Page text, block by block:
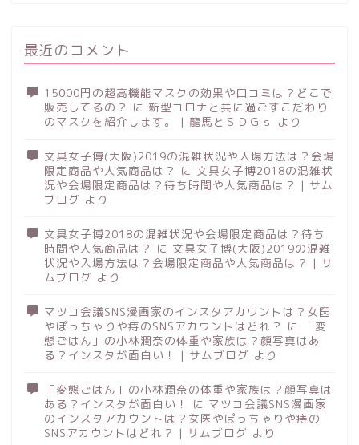
最近のコメント
15000円の超高機能マスクの効果や口コミは？どこで
販売してるの？ に 新型コロナと共に過ごすこだわり
のマスクを紹介します。 | 龍馬とＳＤＧｓ
より
文具女子博(大阪)2019の混雑状況や入場方法は？会場
限定商品や人気商品は？ に 文具女子博2018の混雑状
況や会場限定商品は？待ち時間や人気商品は？ | サム
ブログ より
文具女子博2018の混雑状況や会場限定商品は？待ち
時間や人気商品は？ に 文具女子博(大阪)2019の混雑
状況や入場方法は？会場限定商品や人気商品は？ | サ
ムブログ より
マツコ会議SNS漫画家のインスタアカウントは？女医
やぽっちゃりや痔のSNSアカウントはどれ？ に
「変
態ごはん」の小林潤奈の体重や家族は？顔写真はあ
る？インスタが面白い！ | サムブログ より
「変態ごはん」の小林潤奈の体重や家族は？顔写真は
ある？インスタが面白い！
に マツコ会議SNS漫画家
のインスタアカウントは？女医やぽっちゃりや痔の
SNSアカウントはどれ？ | サムブログ より